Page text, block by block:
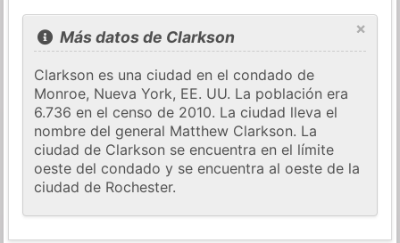
×
Más datos de Clarkson
Clarkson es una ciudad en el condado de
Monroe, Nueva York, EE. UU. La población era
6.736 en el censo de 2010. La ciudad lleva el
nombre del general Matthew Clarkson. La
ciudad de Clarkson se encuentra en el límite
oeste del condado y se encuentra al oeste de la
ciudad de Rochester.